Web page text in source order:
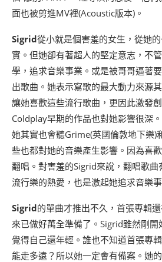
面也被剪進MV裡(Acoustic版本)。
Sigrid從小就是個害羞的女生，從她
實。但她卻有著超人的堅定意志，不
學，追求音樂事業。或是被哥哥逼著
出歌曲。她表示寫歌的最大動力來源
讓她喜歡這些流行歌曲，更因此激發
Coldplay早期的作品也對她影響很深
她其實也會聽Grime(英國倫敦地下樂)
些也都對她的音樂產生影響。因為喜
翻唱。對害羞的Sigrid來說，翻唱歌
流行樂的熱愛，也是激起她追求音樂
Sigrid的單曲才推出不久，首張專輯
來已做好萬全準備了。Sigrid雖然剛
覺得自己還年輕。誰也不知道首張專
能走多遠？所以她一定會有備案。她